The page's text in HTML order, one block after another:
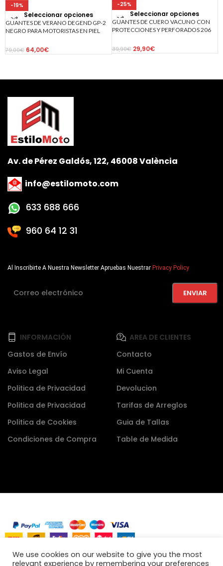
-25%
Seleccionar opciones
GUANTES DE CUERO VACUNO CON
PROTECCIONES Y PERFORADOS 206
39,90€ 29,90€
-19%
Seleccionar opciones
GUANTES DE VERANO DEGEND GP-2
NEGRO PARA MOTORISTAS EN PIEL
79,00€ 64,00€
AREA DE CLIENTES
Contacto
Mi Cuenta
Devolucion
Tarifas de Arreglos
Guia de Tallas
Table de Medida
INFORMACIÓN
Gastos de Envío
Aviso Legal
Politica de Privacidad
Politica de Privacidad
Politica de Cookies
Condiciones de Compra
Al Inscribirte A Nuestra Newsletter Apruebas Nuestrar Privacy Policy
Av. de Pérez Galdós, 122, 46008 València
info@estilomoto.com
633 688 666
960 64 12 31
We use cookies on our website to give you the most
relevant experience by remembering your preferences